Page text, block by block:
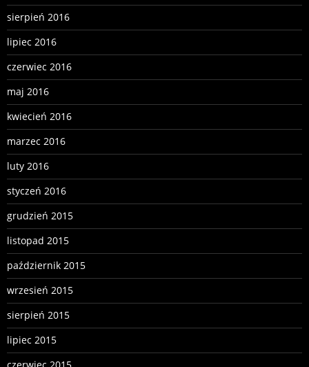
sierpień 2016
lipiec 2016
czerwiec 2016
maj 2016
kwiecień 2016
marzec 2016
luty 2016
styczeń 2016
grudzień 2015
listopad 2015
październik 2015
wrzesień 2015
sierpień 2015
lipiec 2015